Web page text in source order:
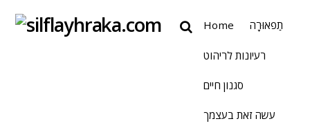
Home תַפאוּרָה
רעיונות לריהוט
סגנון חיים
עשה זאת בעצמך